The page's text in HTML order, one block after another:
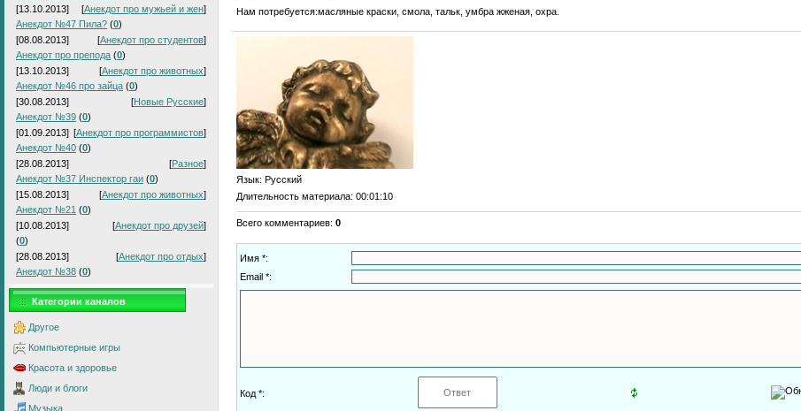
[13.10.2013]
[Анекдот про мужьей и жен]
Анекдот №47 Пила? (0)
[08.08.2013]
[Анекдот про студентов]
Анекдот про препода (0)
[13.10.2013]
[Анекдот про животных]
Анекдот №46 про зайца (0)
[30.08.2013]
[Новые Русские]
Анекдот №39 (0)
[01.09.2013] [Анекдот про программистов]
Анекдот №40 (0)
[28.08.2013]
[Разное]
Анекдот №37 Инспектор гаи (0)
[15.08.2013]
[Анекдот про животных]
Анекдот №21 (0)
[10.08.2013]
[Анекдот про друзей]
(0)
[28.08.2013]
[Анекдот про отдых]
Анекдот №38 (0)
Категории каналов
Другое
Компьютерные игры
Красота и здоровье
Люди и блоги
Музыка
Нам потребуется:масляные краски, смола, тальк, умбра жженая, охра.
Язык: Русский
Длительность материала: 00:01:10
Всего комментариев: 0
Имя *:
Email *:
Код *: